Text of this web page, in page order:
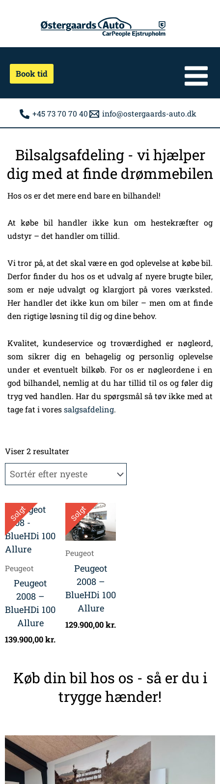
Book tid
+45 73 70 70 40 info@ostergaards-auto.dk
Bilsalgsafdeling - vi hjælper
dig med at finde drømmebilen
Hos os er det mere end bare en bilhandel!
At købe bil handler ikke kun om hestekræfter og
udstyr – det handler om tillid.
Vi tror på, at det skal være en god oplevelse at købe bil.
Derfor finder du hos os et udvalg af nyere brugte biler,
som er nøje udvalgt og klargjort på vores værksted.
Her handler det ikke kun om biler – men om at finde
den rigtige løsning til dig og dine behov.
Kvalitet, kundeservice og troværdighed er nøgleord,
som sikrer dig en behagelig og personlig oplevelse
under et eventuelt bilkøb. For os er nøgleordene i en
god bilhandel, nemlig at du har tillid til os og føler dig
tryg ved handlen. Har du spørgsmål så tøv ikke med at
tage fat i voressalgsafdeling.
Viser 2 resultaterefter
Solgt
Peugeot
Peugeot
2008 –
BlueHDi 100
Allure
139.900,00kr.
Solgt
Peugeot
Peugeot
2008 –
BlueHDi 100
Allure
129.900,00kr.
Køb din bil hos os - så er du i
trygge hænder!